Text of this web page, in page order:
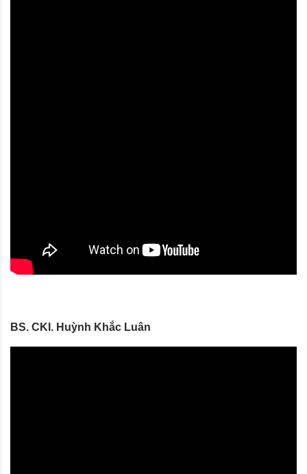
BS. CKI. Huỳnh Khắc Luân